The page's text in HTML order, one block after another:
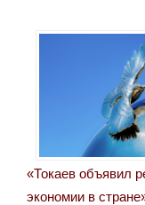
«Токаев объявил
экономии в